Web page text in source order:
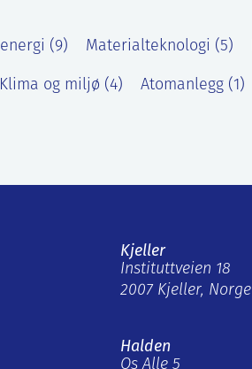
(9) Materialteknologi (5)
Klima og miljø (4) Atomanlegg (1)
Kjeller
Instituttveien 18
2007 Kjeller, Norge
Halden
Os Alle 5